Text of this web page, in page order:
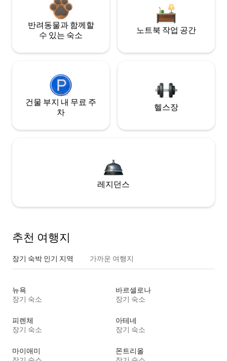
반려동물과 함께할
수 있는 숙소
노트북 작업 공간
건물 부지 내 무료 주
차
헬스장
레지던스
추천 여행지
장기 숙박 인기 지역 가까운 여행지
뉴욕
장기 숙소
바르셀로나
장기 숙소
피렌체
장기 숙소
아테네
장기 숙소
마이애미
몬트리올